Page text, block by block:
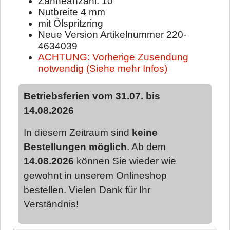
Nutbreite 4 mm
mit Ölspritzring
Neue Version Artikelnummer 220-
4634039
ACHTUNG: Vorherige Zusendung
notwendig (Siehe mehr Infos)
Betriebsferien vom 31.07. bis
14.08.2026
In diesem Zeitraum sind keine
Bestellungen möglich. Ab dem
14.08.2026 können Sie wieder wie
gewohnt in unserem Onlineshop
bestellen. Vielen Dank für Ihr
Verständnis!